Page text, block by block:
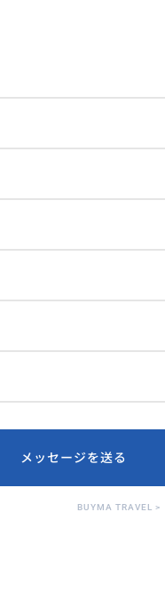
メッセージを送る
BUYMA TRAVEL >